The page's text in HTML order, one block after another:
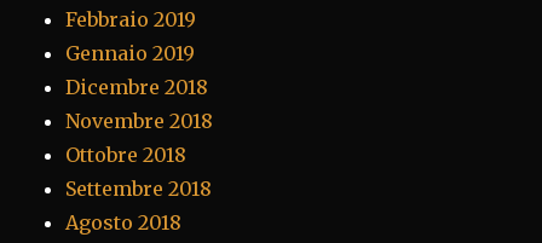
Febbraio 2019
Gennaio 2019
Dicembre 2018
Novembre 2018
Ottobre 2018
Settembre 2018
Agosto 2018